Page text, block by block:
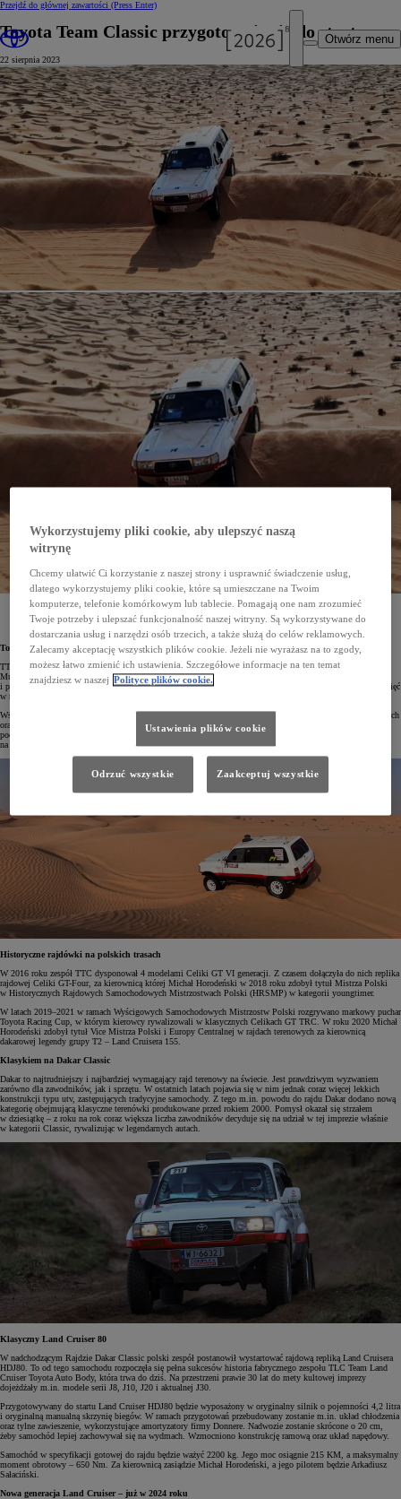
Przejdź do głównej zawartości (Press Enter)
Otwórz menu
Toyota Team Classic przygotowuje się do startu
22 sierpnia 2023
W nadchodzącej edycji Rajdu Dakar Classic wystartuje klasyczny Land Cruiser HDJ 80. Będzie
to pierwszy udział polskiej załogi w terenowej Toyocie z lat 90. XX wieku i nawiązanie
do debiutanckich startów fabrycznego zespołu Toyoty w tym najtrudniejszym wyścigu świata.
Toyota Team Classic
TTC, czyli Toyota Team Classic, to sportowy projekt, który powstał w 2016 roku z inicjatywy Roberta
Mularczyka, szefa komunikacji Toyota Central Europe, oraz Michała Horodeńskiego, kierowcy rajdowego
i pasjonata motorsportu. TTC odwołuje się do motorsportowej historii Toyoty i jej niezapomnianych osiągnięć
w rajdach i wyścigach.
Wśród głównych zadań zespołu wymienić należy rywalizację w różnych dyscyplinach sportów samochodowych
oraz prezentację historycznych i aktualnych sportowych modeli Toyoty. TTC angażuje się też w działania
podnoszące świadomość kierowców z zakresu bezpieczeństwa na drogach. Organizuje także zawody i treningi
na torach, zloty i prezentacje.
Historyczne rajdówki na polskich trasach
W 2016 roku zespół TTC dysponował 4 modelami Celiki GT VI generacji. Z czasem dołączyła do nich replika
rajdowej Celiki GT-Four, za kierownicą której Michał Horodeński w 2018 roku zdobył tytuł Mistrza Polski
w Historycznych Rajdowych Samochodowych Mistrzostwach Polski (HRSMP) w kategorii youngtimer.
W latach 2019–2021 w ramach Wyścigowych Samochodowych Mistrzostw Polski rozgrywano markowy puchar
Toyota Racing Cup, w którym kierowcy rywalizowali w klasycznych Celikach GT TRC. W roku 2020 Michał
Horodeński zdobył tytuł Vice Mistrza Polski i Europy Centralnej w rajdach terenowych za kierownicą
dakarowej legendy grupy T2 – Land Cruisera 155.
Klasykiem na Dakar Classic
Dakar to najtrudniejszy i najbardziej wymagający rajd terenowy na świecie. Jest prawdziwym wyzwaniem
zarówno dla zawodników, jak i sprzętu. W ostatnich latach pojawia się w nim jednak coraz więcej lekkich
konstrukcji typu utv, zastępujących tradycyjne samochody. Z tego m.in. powodu do rajdu Dakar dodano nową
kategorię obejmującą klasyczne terenówki produkowane przed rokiem 2000. Pomysł okazał się strzałem
w dziesiątkę – z roku na rok coraz większa liczba zawodników decyduje się na udział w tej imprezie właśnie
w kategorii Classic, rywalizując w legendarnych autach.
Klasyczny Land Cruiser 80
W nadchodzącym Rajdzie Dakar Classic polski zespół postanowił wystartować rajdową repliką Land Cruisera
HDJ80. To od tego samochodu rozpoczęła się pełna sukcesów historia fabrycznego zespołu TLC Team Land
Cruiser Toyota Auto Body, która trwa do dziś. Na przestrzeni prawie 30 lat do mety kultowej imprezy
dojeżdżały m.in. modele serii J8, J10, J20 i aktualnej J30.
Przygotowywany do startu Land Cruiser HDJ80 będzie wyposażony w oryginalny silnik o pojemności 4,2 litra
i oryginalną manualną skrzynię biegów. W ramach przygotowań przebudowany zostanie m.in. układ chłodzenia
oraz tylne zawieszenie, wykorzystujące amortyzatory firmy Donnere. Nadwozie zostanie skrócone o 20 cm,
żeby samochód lepiej zachowywał się na wydmach. Wzmocniono konstrukcję ramową oraz układ napędowy.
Samochód w specyfikacji gotowej do rajdu będzie ważyć 2200 kg. Jego moc osiągnie 215 KM, a maksymalny
moment obrotowy – 650 Nm. Za kierownicą zasiądzie Michał Horodeński, a jego pilotem będzie Arkadiusz
Sałaciński.
Nowa generacja Land Cruiser – już w 2024 roku
Wykorzystujemy pliki cookie, aby ulepszyć naszą
witrynę
Chcemy ułatwić Ci korzystanie z naszej strony i usprawnić świadczenie usług,
dlatego wykorzystujemy pliki cookie, które są umieszczane na Twoim
komputerze, telefonie komórkowym lub tablecie. Pomagają one nam zrozumieć
Twoje potrzeby i ulepszać funkcjonalność naszej witryny. Są wykorzystywane do
dostarczania usług i narzędzi osób trzecich, a także służą do celów reklamowych.
Zalecamy akceptację wszystkich plików cookie. Jeżeli nie wyrażasz na to zgody,
możesz łatwo zmienić ich ustawienia. Szczegółowe informacje na ten temat
znajdziesz w naszej Polityce plików cookie.
Ustawienia plików cookie
Odrzuć wszystkie Zaakceptuj wszystkie